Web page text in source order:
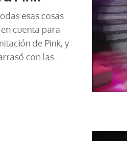
esas cosas
cuenta para
de Pink, y
con las